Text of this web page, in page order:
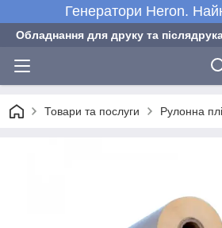
Генератори Heron.
Обладнання для друку та
Товари та послуги Рулонна